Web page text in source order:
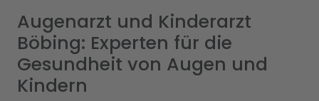
Augenarzt und Kinderarzt
Böbing: Experten für die
Gesundheit von Augen und
Kindern